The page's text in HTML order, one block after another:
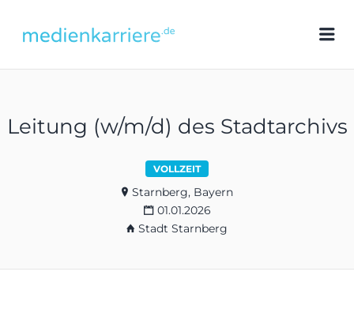
medienkarriere.de
Leitung (w/m/d) des Stadtarchivs
VOLLZEIT
Starnberg, Bayern
01.01.2026
Stadt Starnberg